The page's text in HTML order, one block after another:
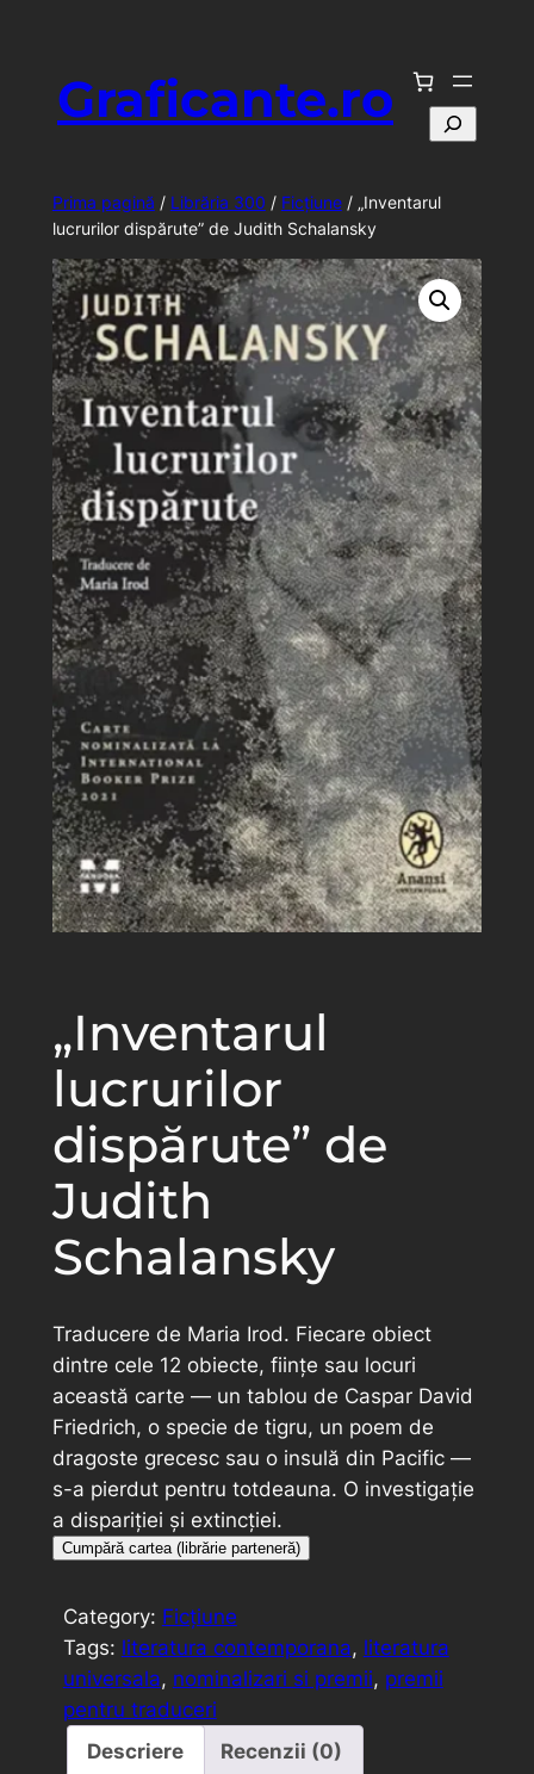
conținutGraficante.ro Caută
Prima pagină / Librăria 300 / Ficțiune/ „Inventarul
lucrurilor dispărute” de Judith Schalansky
„Inventarul
lucrurilor
dispărute” de
Judith
Schalansky
Traducere de Maria Irod. Fiecare obiect
dintre cele 12 obiecte, ființe sau locuri
această carte — un tablou de Caspar David
Friedrich, o specie de tigru, un poem de
dragoste grecesc sau o insulă din Pacific —
s-a pierdut pentru totdeauna. O investigație
a dispariției și extincției.
Cumpără cartea (librărie parteneră)
Category: Ficțiune
Tags: literatura contemporana, literatura
universala, nominalizari si premii, premii
pentru traduceri
Descriere
Recenzii (0)